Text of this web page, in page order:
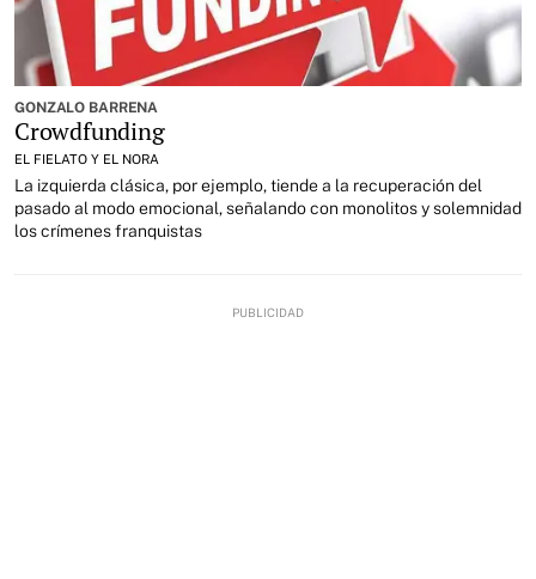
GONZALO BARRENA
Crowdfunding
EL FIELATO Y EL NORA
La izquierda clásica, por ejemplo, tiende a la recuperación del
pasado al modo emocional, señalando con monolitos y solemnidad
los crímenes franquistas